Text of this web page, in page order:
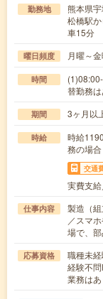
勤務地
熊本県
松橋駅
車15分
曜日頻度 月曜～
時間
替勤務は
期間 3ヶ月以
時給
時給
務の場
交通
実費支
仕事内容
製造（組
／スマ
場で、
応募資格
職種未
経験不
業務は